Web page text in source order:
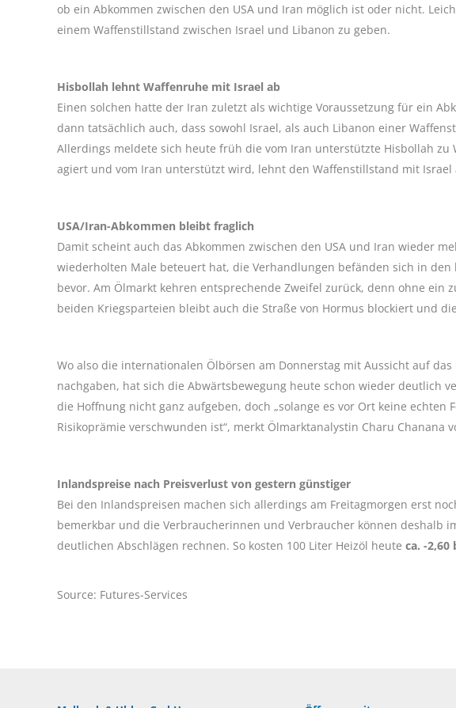
ob ein Abkommen zwischen den USA und Iran möglich ist oder nicht.
einem Waffenstillstand zwischen Israel und Libanon zu geben.
Hisbollah lehnt Waffenruhe mit Israel ab
Einen solchen hatte der Iran zuletzt als wichtige Voraussetzung für ein
dann tatsächlich auch, dass sowohl Israel, als auch Libanon einer
Allerdings meldete sich heute früh die vom Iran unterstützte Hisbollah zu
agiert und vom Iran unterstützt wird, lehnt den Waffenstillstand mit Israel
USA/Iran-Abkommen bleibt fraglich
Damit scheint auch das Abkommen zwischen den USA und Iran wieder
wiederholten Male beteuert hat, die Verhandlungen befänden sich in
bevor. Am Ölmarkt kehren entsprechende Zweifel zurück, denn ohne ein
beiden Kriegsparteien bleibt auch die Straße von Hormus blockiert und
Wo also die internationalen Ölbörsen am Donnerstag mit Aussicht auf
nachgaben, hat sich die Abwärtsbewegung heute schon wieder deutlich
die Hoffnung nicht ganz aufgeben, doch „solange es vor Ort keine echten
Risikoprämie verschwunden ist“, merkt Ölmarktanalystin Charu Chanana
Inlandspreise nach Preisverlust von gestern günstiger
Bei den Inlandspreisen machen sich allerdings am Freitagmorgen erst
bemerkbar und die Verbraucherinnen und Verbraucher können deshalb
deutlichen Abschlägen rechnen. So kosten 100 Liter Heizöl heute ca. -2,60
Source: Futures-Services